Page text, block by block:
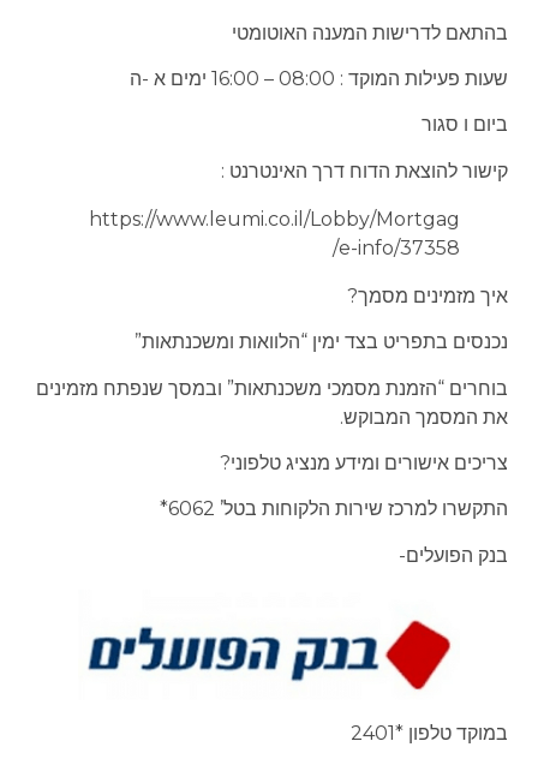
בהתאם לדרישות המענה האוטומטי
שעות פעילות המוקד : 08:00 – 16:00 ימים א -ה
ביום ו סגור
קישור להוצאת הדוח דרך האינטרנט :
https://www.leumi.co.il/Lobby/Mortgag
e-info/37358/
איך מזמינים מסמך?
נכנסים בתפריט בצד ימין “הלוואות ומשכנתאות”
בוחרים “הזמנת מסמכי משכנתאות” ובמסך שנפתח מזמינים
את המסמך המבוקש.
צריכים אישורים ומידע מנציג טלפוני?
התקשרו למרכז שירות הלקוחות בטל’ 6062*
בנק הפועלים-
במוקד טלפון *2401